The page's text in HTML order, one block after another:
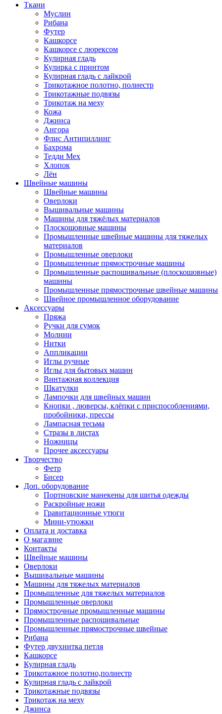
Ткани
Муслин
Рибана
Футер
Кашкорсе
Кашкорсе с люрексом
Кулирная гладь
Кулирка с принтом
Кулирная гладь с лайкрой
Трикотажное полотно, полиестр
Трикотажные подвязы
Трикотаж на меху
Кожа
Джинса
Ангора
Флис Антипиллинг
Бахрома
Тедди Мех
Хлопок
Лён
Швейные машины
Швейные машины
Оверлоки
Вышивальные машины
Машины для тяжёлых материалов
Плоскошовные машины
Промышленные швейные машины для тяжелых
материалов
Промышленные оверлоки
Промышленные прямострочные машины
Промышленные распошивальные (плоскошовные)
машины
Промышленные прямострочные швейные машины
Швейное промышленное оборудование
Аксессуары
Пряжа
Ручки для сумок
Молнии
Нитки
Аппликации
Иглы ручные
Иглы для бытовых машин
Винтажная коллекция
Шкатулки
Лампочки для швейных машин
Кнопки , люверсы, клёпки с приспособлениями,
пробойники, прессы
Лампасная тесьма
Стразы в листах
Ножницы
Прочее аксессуары
Творчество
Фетр
Бисер
Доп. оборудование
Портновские манекены для шитья одежды
Раскройные ножи
Гравитационные утюги
Мини-утюжки
Оплата и доставка
О магазине
Контакты
Швейные машины
Оверлоки
Вышивальные машины
Машины для тяжелых материалов
Промышленные для тяжелых материалов
Промышленные оверлоки
Прямострочные промышленные машины
Промышленные распошивальные
Промышленные прямострочные швейные
Рибана
Футер двухнитка петля
Кашкорсе
Кулирная гладь
Трикотажное полотно,полиестр
Кулирная гладь с лайкрой
Трикотажные подвязы
Трикотаж на меху
Джинса